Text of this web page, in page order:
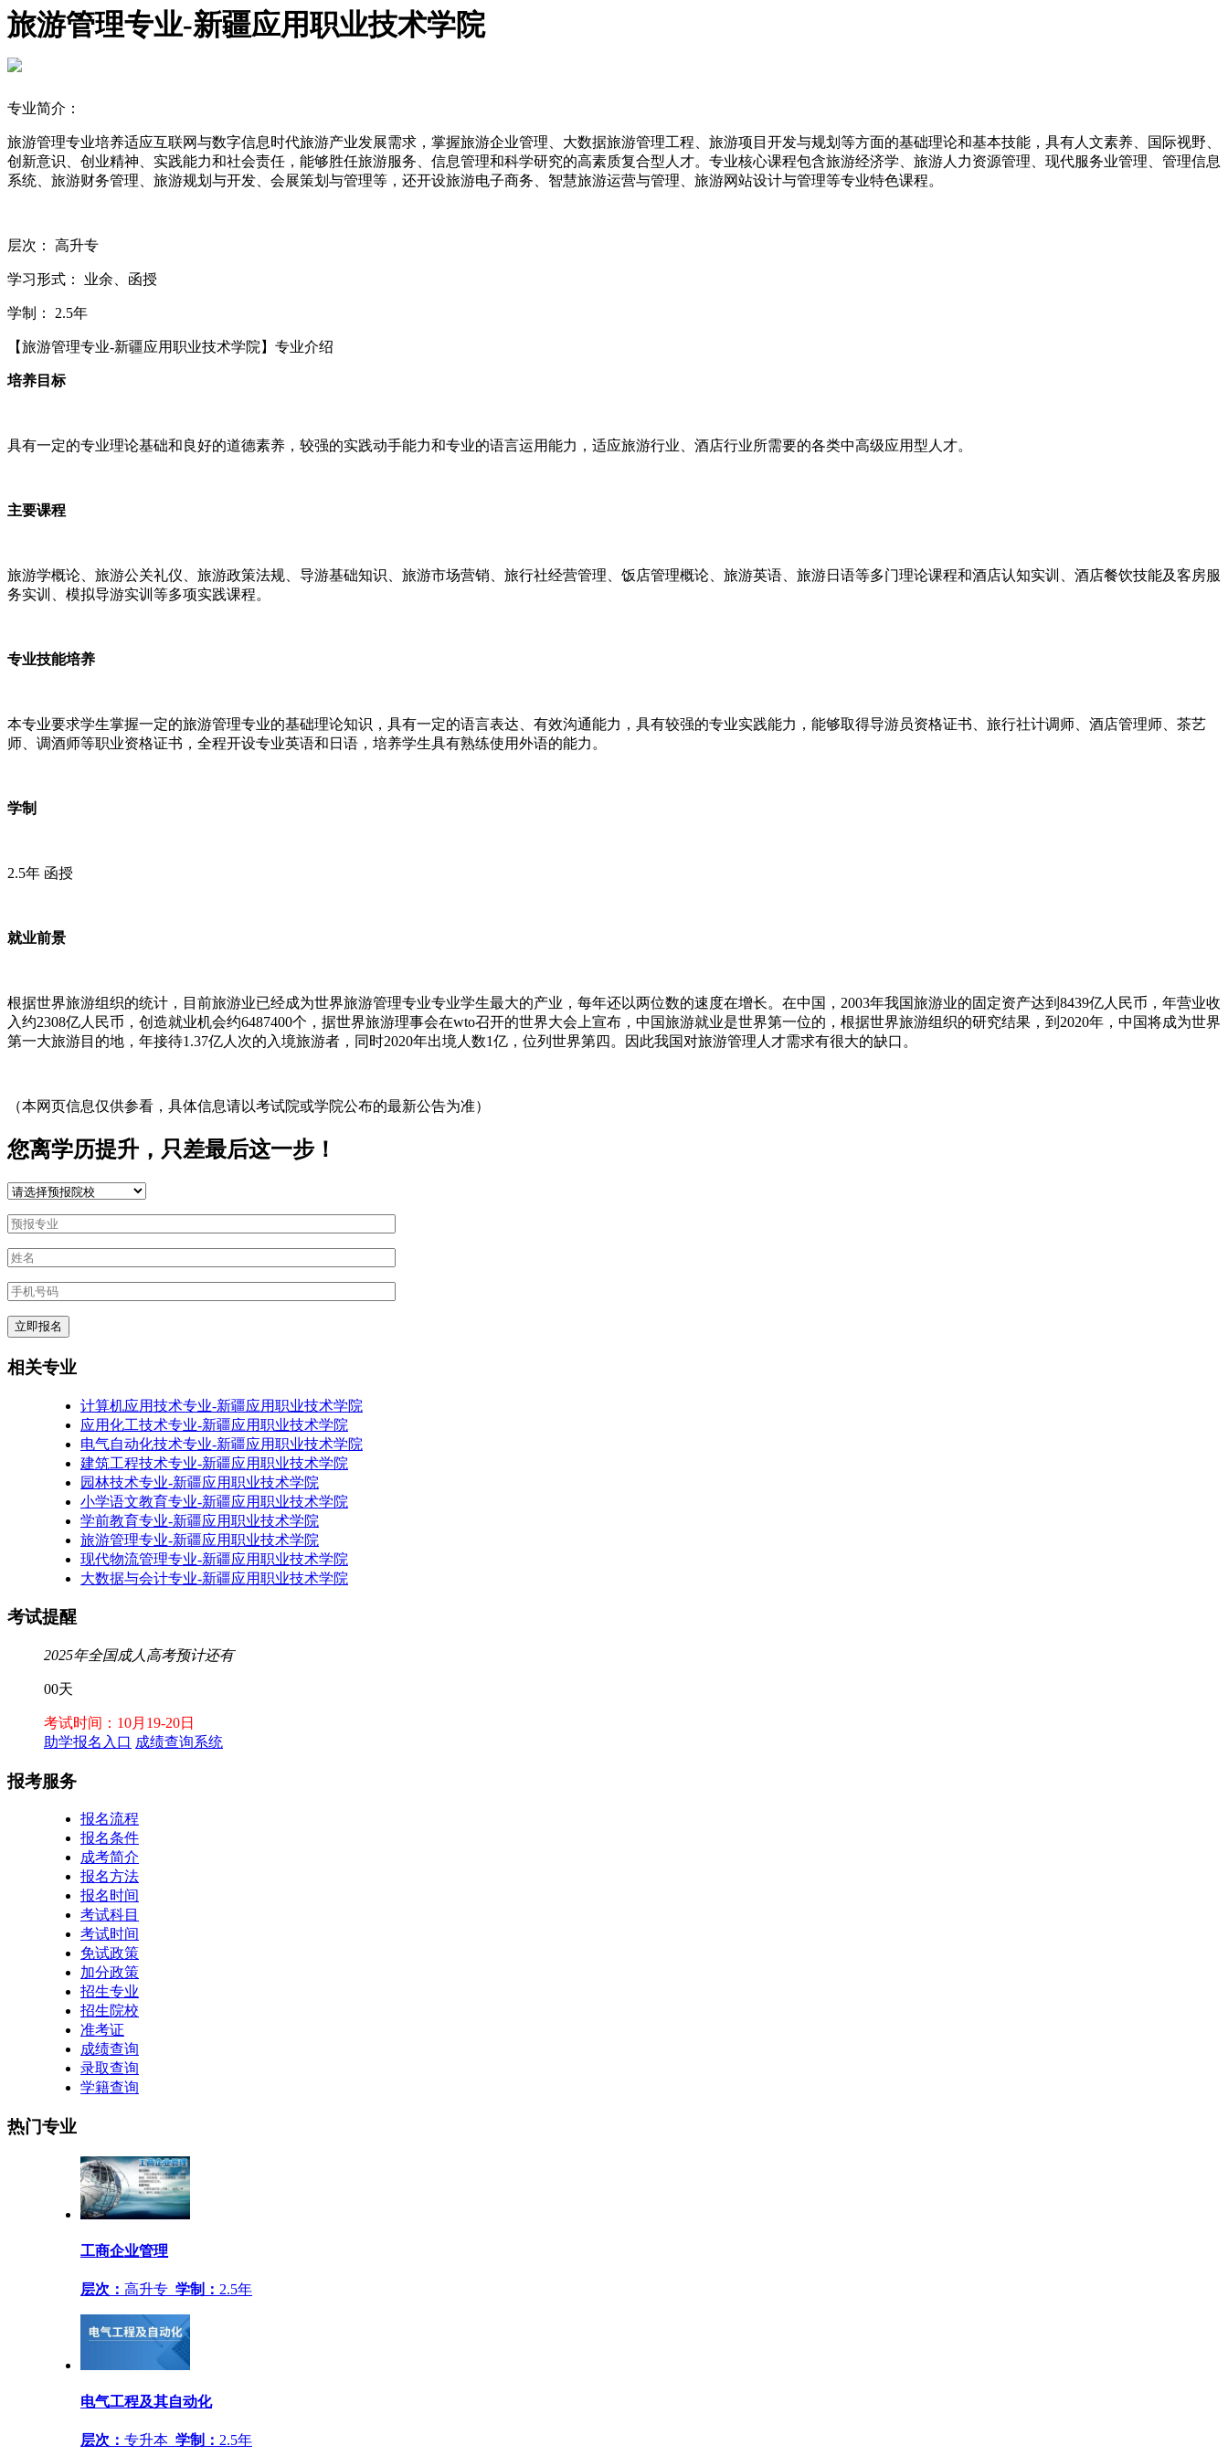
旅游管理专业-新疆应用职业技术学院
专业简介：
旅游管理专业培养适应互联网与数字信息时代旅游产业发展需求，掌握旅游企业管理、大数据旅游管理工程、旅游项目开发与规划等方面的基础理论和基本技能，具有人文素养、国际视野、
创新意识、创业精神、实践能力和社会责任，能够胜任旅游服务、信息管理和科学研究的高素质复合型人才。专业核心课程包含旅游经济学、旅游人力资源管理、现代服务业管理、管理信息
系统、旅游财务管理、旅游规划与开发、会展策划与管理等，还开设旅游电子商务、智慧旅游运营与管理、旅游网站设计与管理等专业特色课程。
层次： 高升专
学习形式： 业余、函授
学制： 2.5年
【旅游管理专业-新疆应用职业技术学院】专业介绍
培养目标
具有一定的专业理论基础和良好的道德素养，较强的实践动手能力和专业的语言运用能力，适应旅游行业、酒店行业所需要的各类中高级应用型人才。
主要课程
旅游学概论、旅游公关礼仪、旅游政策法规、导游基础知识、旅游市场营销、旅行社经营管理、饭店管理概论、旅游英语、旅游日语等多门理论课程和酒店认知实训、酒店餐饮技能及客房服
务实训、模拟导游实训等多项实践课程。
专业技能培养
本专业要求学生掌握一定的旅游管理专业的基础理论知识，具有一定的语言表达、有效沟通能力，具有较强的专业实践能力，能够取得导游员资格证书、旅行社计调师、酒店管理师、茶艺
师、调酒师等职业资格证书，全程开设专业英语和日语，培养学生具有熟练使用外语的能力。
学制
2.5年 函授
就业前景
根据世界旅游组织的统计，目前旅游业已经成为世界旅游管理专业专业学生最大的产业，每年还以两位数的速度在增长。在中国，2003年我国旅游业的固定资产达到8439亿人民币，年营业收
入约2308亿人民币，创造就业机会约6487400个，据世界旅游理事会在wto召开的世界大会上宣布，中国旅游就业是世界第一位的，根据世界旅游组织的研究结果，到2020年，中国将成为世界
第一大旅游目的地，年接待1.37亿人次的入境旅游者，同时2020年出境人数1亿，位列世界第四。因此我国对旅游管理人才需求有很大的缺口。
（本网页信息仅供参看，具体信息请以考试院或学院公布的最新公告为准）
您离学历提升，只差最后这一步！
立即报名
相关专业
计算机应用技术专业-新疆应用职业技术学院
应用化工技术专业-新疆应用职业技术学院
电气自动化技术专业-新疆应用职业技术学院
建筑工程技术专业-新疆应用职业技术学院
园林技术专业-新疆应用职业技术学院
小学语文教育专业-新疆应用职业技术学院
学前教育专业-新疆应用职业技术学院
旅游管理专业-新疆应用职业技术学院
现代物流管理专业-新疆应用职业技术学院
大数据与会计专业-新疆应用职业技术学院
考试提醒
2025年全国成人高考预计还有
00天
考试时间：10月19-20日
助学报名入口 成绩查询系统
报考服务
报名流程
报名条件
成考简介
报名方法
报名时间
考试科目
考试时间
免试政策
加分政策
招生专业
招生院校
准考证
成绩查询
录取查询
学籍查询
热门专业
工商企业管理
层次： 高升专 学制： 2.5年
电气工程及其自动化
层次： 专升本 学制： 2.5年